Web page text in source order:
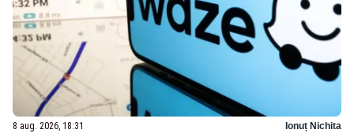
8 aug. 2026, 18:31 Ionuț Nichita